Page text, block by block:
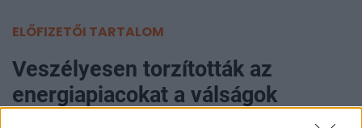
ELŐFIZETŐI TARTALOM
Veszélyesen torzították az
energiapiacokat a válságok